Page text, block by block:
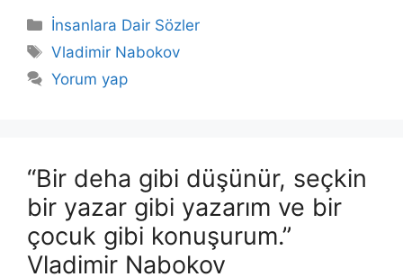
Kategoriler
İnsanlara Dair Sözler
Etiketler
Vladimir Nabokov
Yorum yap
“Bir deha gibi düşünür, seçkin
bir yazar gibi yazarım ve bir
çocuk gibi konuşurum.”
Vladimir Nabokov